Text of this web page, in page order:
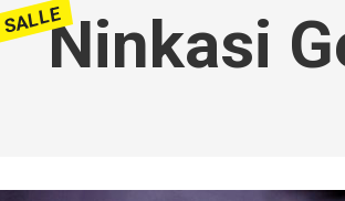
SALLENinkasi